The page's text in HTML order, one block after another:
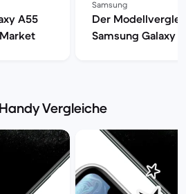
A55
Samsung
Der
Samsung Galaxy
Vergleiche